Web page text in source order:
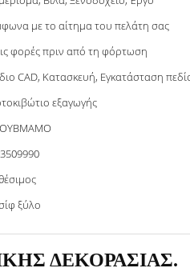
με το αίτημα του πελάτη σας
φορές πριν από τη φόρτωση
CAD, Κατασκευή, Εγκατάσταση
εξαγωγής
ξύλο
ΔΕΚΟΡΑΣΙΑΣ.